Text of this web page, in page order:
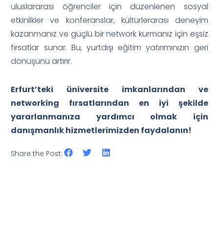
uluslararası öğrenciler için düzenlenen sosyal
etkinlikler ve konferanslar, kültürlerarası deneyim
kazanmanız ve güçlü bir network kurmanız için eşsiz
fırsatlar sunar. Bu, yurtdışı eğitim yatırımınızın geri
dönüşünü artırır.
Erfurt’teki üniversite imkanlarından ve
networking fırsatlarından en iyi şekilde
yararlanmanıza yardımcı olmak için
danışmanlık hizmetlerimizden faydalanın!
Share the Post: